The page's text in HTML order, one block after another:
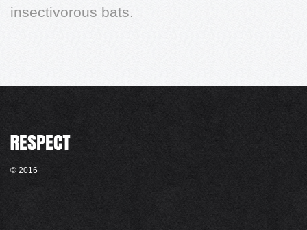
insectivorous bats.
© 2016